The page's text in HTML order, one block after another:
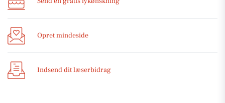
Opret mindeside
Indsend dit læserbidrag